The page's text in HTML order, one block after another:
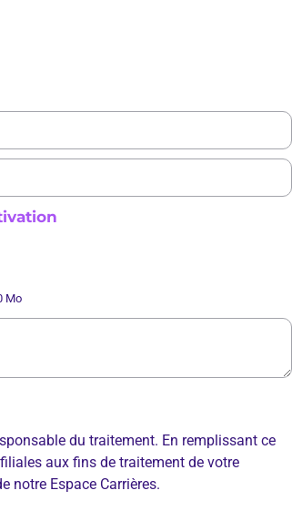
Mo
du traitement. En remplissant ce
aux fins de traitement de votre
notre Espace Carrières.